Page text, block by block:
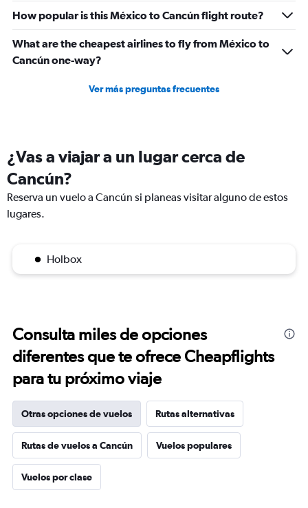
How popular is this México to Cancún flight route?
What are the cheapest airlines to fly from México to
Cancún one-way?
Ver más preguntas frecuentes
¿Vas a viajar a un lugar cerca de
Cancún?
Reserva un vuelo a Cancún si planeas visitar alguno de estos
lugares.
Holbox
Consulta miles de opciones
diferentes que te ofrece Cheapflights
para tu próximo viaje
Otras opciones de vuelos Rutas alternativas
Rutas de vuelos a Cancún Vuelos populares
Vuelos por clase